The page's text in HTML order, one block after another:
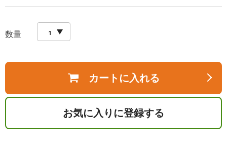
数量
カートに入れる
お気に入りに登録する